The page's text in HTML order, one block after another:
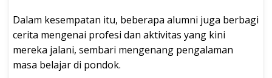
Dalam kesempatan itu, beberapa alumni juga berbagi
cerita mengenai profesi dan aktivitas yang kini
mereka jalani, sembari mengenang pengalaman
masa belajar di pondok.